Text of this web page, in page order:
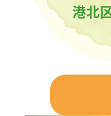
港北